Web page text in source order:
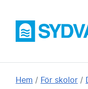
huvudinnehållet
Sydvatten
Du
Hem För skolor